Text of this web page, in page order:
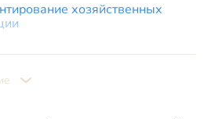
хозяйственных
документация хозяйственных